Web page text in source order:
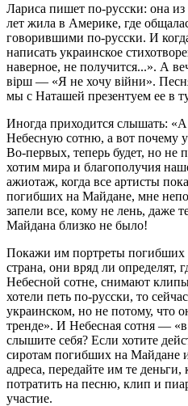
Лариса пишет по-русски: она
лет жила в Америке, где
говорившими по-русски. И
написать украинское
наверное, не получится...». А
вірш — «Я не хочу війни».
мы с Наташей презентуем ее в
Иногда приходится слышать:
Небесную сотню, а вот почему
Во-первых, теперь будет, но не
хотим мира и благополучия
ажиотаж, когда все артисты
погибших на Майдане, мне
запели все, кому не лень, даже
Майдана близко не было!
Покажи им портреты погибших
страна, они вряд ли определят,
Небесной сотне, снимают
хотели петь по-русски, то
украинском, но не потому, что
тренде». И Небесная сотня —
слышите себя? Если хотите
сиротам погибших на Майдане
адреса, передайте им те
потратить на песню, клип и
участие.